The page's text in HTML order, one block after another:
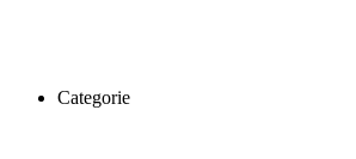
Categorie